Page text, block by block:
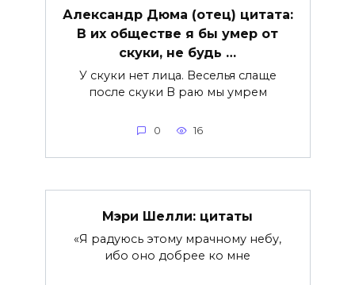
Александр Дюма (отец) цитата:
В их обществе я бы умер от
скуки, не будь …
У скуки нет лица. Веселья слаще
после скуки В раю мы умрем
0 16
Мэри Шелли: цитаты
«Я радуюсь этому мрачному небу,
ибо оно добрее ко мне